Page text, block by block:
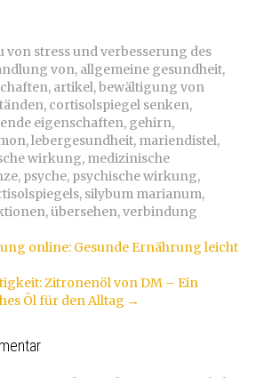
von stress und verbesserung des
von, allgemeine gesundheit,
, artikel,bewältigung von
, cortisolspiegel senken,
eigenschaften, gehirn,
,lebergesundheit, mariendistel,
wirkung, medizinische
, psyche, psychische wirkung,
, silybum marianum,
,übersehen,verbindung
online: Gesunde Ernährung leicht
Zitronenöl von DM – Ein
Öl für den Alltag →